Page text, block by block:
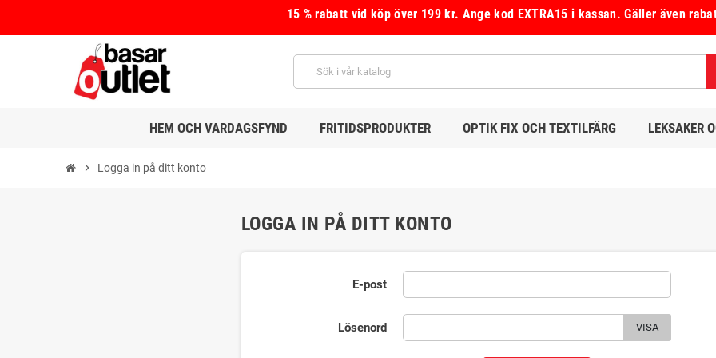
15 % rabatt vid köp över 199 kr. Ange kod EXTRA15 i kassan.Gäller även
HEM OCH VARDAGSFYND FRITIDSPRODUKTER OPTIK FIX OCH TEXTILFÄRG LEKSAKER
chevron_right Logga in på ditt konto
LOGGA IN PÅ DITT KONTO
E-post
Lösenord VISA